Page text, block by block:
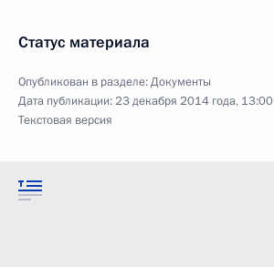
Статус материала
Опубликован в разделе:Документы
Дата публикации:23 декабря 2014 года, 13:00
Текстовая версия